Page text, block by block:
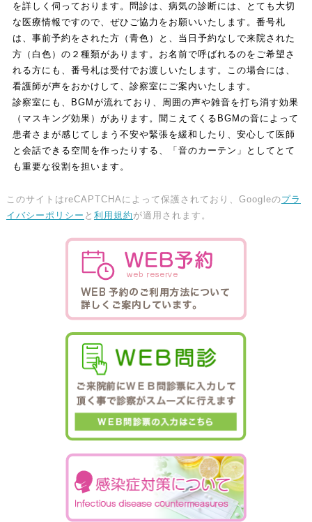
を詳しく伺っております。問診は、病気の診断には、とても大切
な医療情報ですので、ぜひご協力をお願いいたします。番号札
は、事前予約をされた方（青色）と、当日予約なしで来院された
方（白色）の２種類があります。お名前で呼ばれるのをご希望さ
れる方にも、番号札は受付でお渡しいたします。この場合には、
看護師が声をおかけして、診察室にご案内いたします。
診察室にも、BGMが流れており、周囲の声や雑音を打ち消す効果
（マスキング効果）があります。聞こえてくるBGMの音によって
患者さまが感じてしまう不安や緊張を緩和したり、安心して医師
と会話できる空間を作ったりする、「音のカーテン」としてとて
も重要な役割を担います。
このサイトはreCAPTCHAによって保護されており、Googleのプラ
イバシーポリシー と 利用規約 が適用されます。